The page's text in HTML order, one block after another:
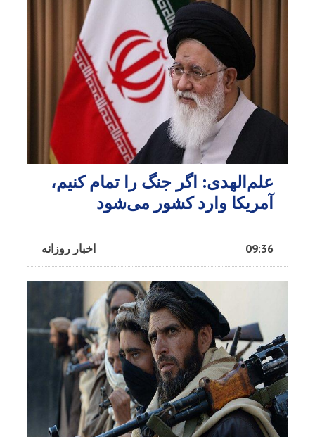
علم‌الهدی: اگر جنگ را تمام کنیم،
آمریکا وارد کشور می‌شود
اخبار روزانه 09:36